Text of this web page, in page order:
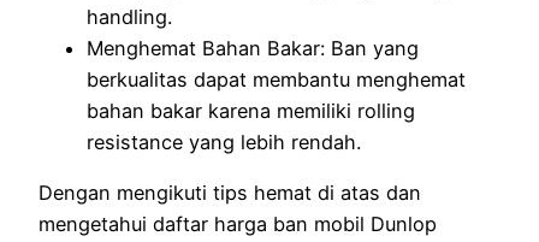
handling.
Menghemat Bahan Bakar: Ban yang
berkualitas dapat membantu menghemat
bahan bakar karena memiliki rolling
resistance yang lebih rendah.
Dengan mengikuti tips hemat di atas dan
mengetahui daftar harga ban mobil Dunlop